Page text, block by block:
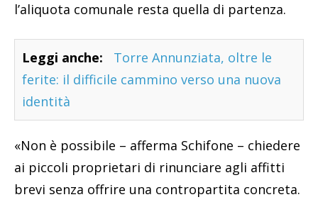
l’aliquota comunale resta quella di partenza.
Leggi anche:
Torre Annunziata, oltre le
ferite: il difficile cammino verso una nuova
identità
«Non è possibile – afferma Schifone – chiedere
ai piccoli proprietari di rinunciare agli affitti
brevi senza offrire una contropartita concreta.